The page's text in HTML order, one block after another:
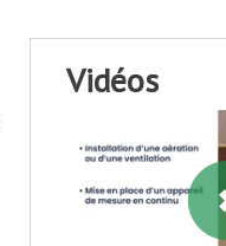
vidéos